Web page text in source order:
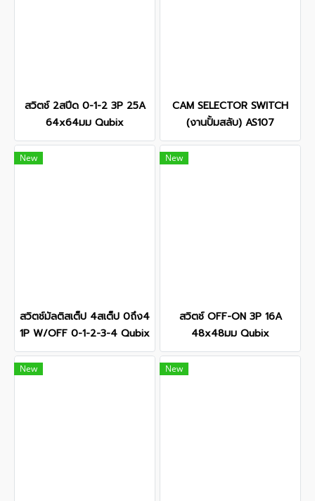
สวิตช์ 2สปีด 0-1-2 3P 25A
64x64มม Qubix
CAM SELECTOR SWITCH
(งานปั้มสลับ) AS107
New
สวิตช์มัลติสเต็ป 4สเต็ป 0ถึง4
1P W/OFF 0-1-2-3-4 Qubix
New
สวิตช์ OFF-ON 3P 16A
48x48มม Qubix
New New